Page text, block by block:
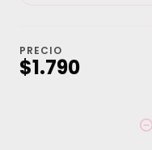
PRECIO
$1.790